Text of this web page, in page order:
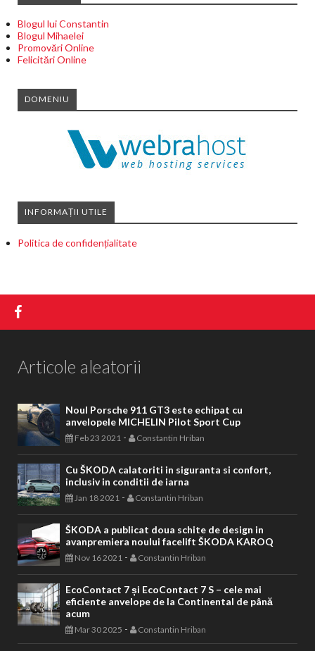
Blogul lui Constantin
Blogul Mihaelei
Promovări Online
Felicitări Online
DOMENIU
INFORMAȚII UTILE
Politica de confidențialitate
Articole aleatorii
Noul Porsche 911 GT3 este echipat cu
anvelopele MICHELIN Pilot Sport Cup
Feb 23 2021 - Constantin Hriban
Cu ŠKODA calatoriti in siguranta si confort,
inclusiv in conditii de iarna
Jan 18 2021 - Constantin Hriban
ŠKODA a publicat doua schite de design in
avanpremiera noului facelift ŠKODA KAROQ
Nov 16 2021 - Constantin Hriban
EcoContact 7 și EcoContact 7 S – cele mai
eficiente anvelope de la Continental de până
acum
Mar 30 2025 - Constantin Hriban